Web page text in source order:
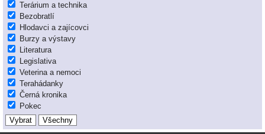
Terárium a technika
Bezobratlí
Hlodavci a zajícovci
Burzy a výstavy
Literatura
Legislativa
Veterina a nemoci
Terahádanky
Černá kronika
Pokec